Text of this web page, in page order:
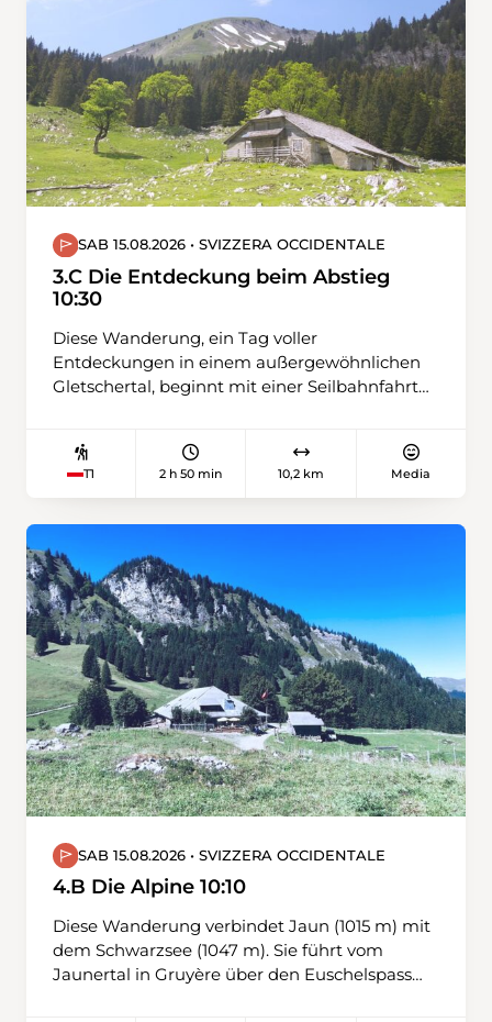
SAB 15.08.2026 • SVIZZERA OCCIDENTALE
3.C Die Entdeckung beim Abstieg
10:30
Diese Wanderung, ein Tag voller
Entdeckungen in einem außergewöhnlichen
Gletschertal, beginnt mit einer Seilbahnfahrt
einer Höhe von 1500 Metern wachsen können.
T1 2 h 50 min 10,2 km Media
SAB 15.08.2026 • SVIZZERA OCCIDENTALE
4.B Die Alpine 10:10
Diese Wanderung verbindet Jaun (1015 m) mit
dem Schwarzsee (1047 m). Sie führt vom
Jaunertal in Gruyère über den Euschelspass